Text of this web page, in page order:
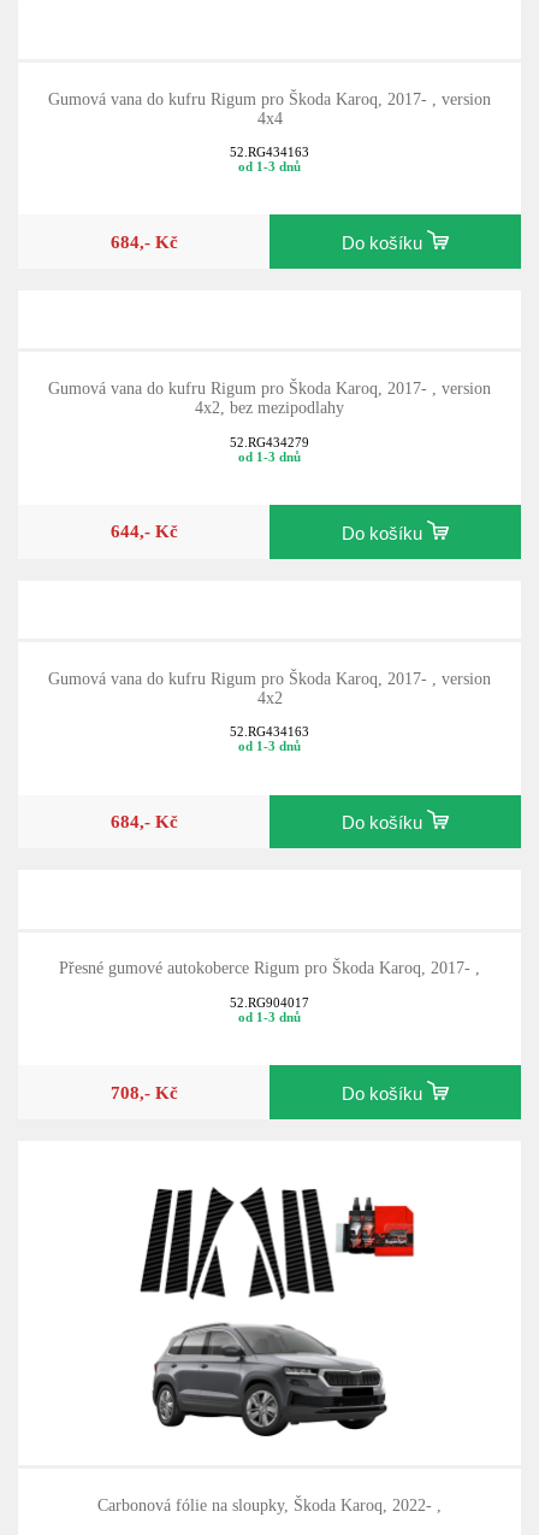
Gumová vana do kufru Rigum pro Škoda Karoq, 2017- , version
4x4
52.RG434163
od 1-3 dnů
684,- Kč Do košíku
Gumová vana do kufru Rigum pro Škoda Karoq, 2017- , version
4x2, bez mezipodlahy
52.RG434279
od 1-3 dnů
644,- Kč Do košíku
Gumová vana do kufru Rigum pro Škoda Karoq, 2017- , version
4x2
52.RG434163
od 1-3 dnů
684,- Kč Do košíku
Přesné gumové autokoberce Rigum pro Škoda Karoq, 2017- ,
52.RG904017
od 1-3 dnů
708,- Kč Do košíku
Carbonová fólie na sloupky, Škoda Karoq, 2022- ,